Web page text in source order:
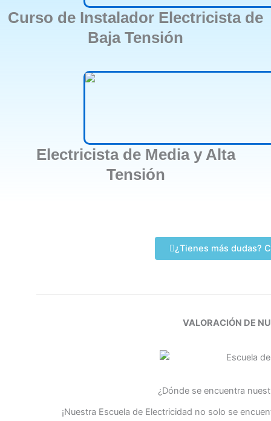
Curso de Instalador Electricista de
Baja Tensión
Electricista de Media y Alta
Tensión
¿Tienes más dudas?
VALORACIÓN DE
¿Dónde se encuentra
¡Nuestra Escuela de Electricidad no solo se